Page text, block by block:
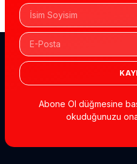
Abone Ol düğmesine
okuduğunuzu